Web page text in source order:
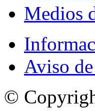
Medios
Aviso
©